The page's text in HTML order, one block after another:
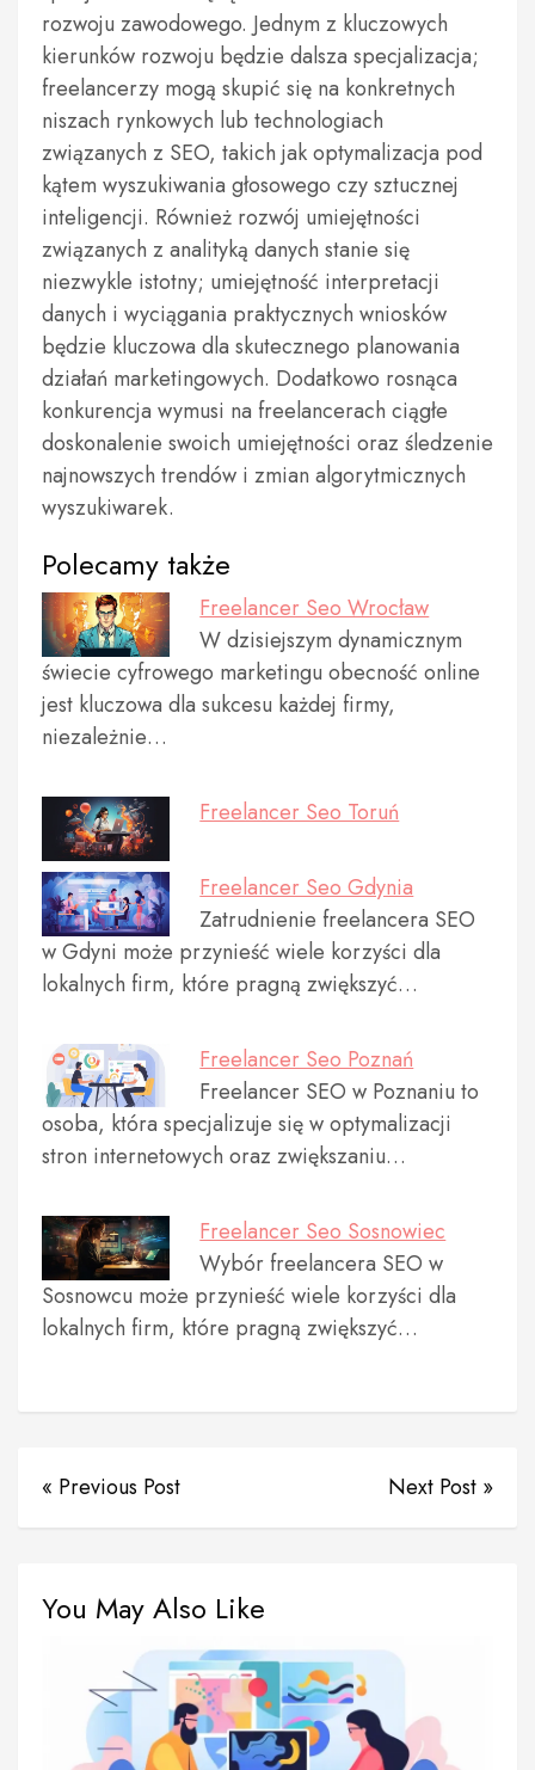
rozwoju zawodowego. Jednym z kluczowych
kierunków rozwoju będzie dalsza specjalizacja;
freelancerzy mogą skupić się na konkretnych
niszach rynkowych lub technologiach
związanych z SEO, takich jak optymalizacja pod
kątem wyszukiwania głosowego czy sztucznej
inteligencji. Również rozwój umiejętności
związanych z analityką danych stanie się
niezwykle istotny; umiejętność interpretacji
danych i wyciągania praktycznych wniosków
będzie kluczowa dla skutecznego planowania
działań marketingowych. Dodatkowo rosnąca
konkurencja wymusi na freelancerach ciągłe
doskonalenie swoich umiejętności oraz śledzenie
najnowszych trendów i zmian algorytmicznych
wyszukiwarek.
Polecamy także
Freelancer Seo Wrocław
W dzisiejszym dynamicznym
świecie cyfrowego marketingu obecność online
jest kluczowa dla sukcesu każdej firmy,
niezależnie…
Freelancer Seo Toruń
Freelancer Seo Gdynia
Zatrudnienie freelancera SEO
w Gdyni może przynieść wiele korzyści dla
lokalnych firm, które pragną zwiększyć…
Freelancer Seo Poznań
Freelancer SEO w Poznaniu to
osoba, która specjalizuje się w optymalizacji
stron internetowych oraz zwiększaniu…
Freelancer Seo Sosnowiec
Wybór freelancera SEO w
Sosnowcu może przynieść wiele korzyści dla
lokalnych firm, które pragną zwiększyć…
« Previous Post Next Post »
You May Also Like